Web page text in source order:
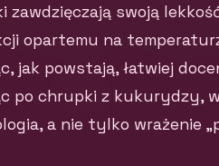
zawdzięczają swoją
opartemu na
jak powstają, łatwiej
po chrupki z kukurydzy,
a nie tylko wrażenie